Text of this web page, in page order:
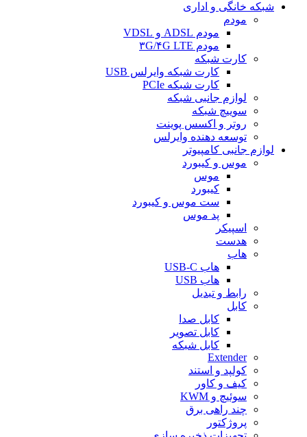
شبکه خانگی و اداری
مودم
مودم ADSL و VDSL
مودم ۳G/۴G LTE
کارت شبکه
کارت شبکه وایرلس USB
کارت شبکه PCIe
لوازم جانبی شبکه
سوییچ شبکه
روتر و اکسس پوینت
توسعه دهنده وایرلس
لوازم جانبی کامپیوتر
موس و کیبورد
موس
کیبورد
ست موس و کیبورد
پد موس
اسپیکر
هدست
هاب
هاب USB-C
هاب USB
رابط و تبدیل
کابل
کابل صدا
کابل تصویر
کابل شبکه
Extender
کولپد و استند
کیف و کاور
سوئیچ و KWM
چند راهی برق
پروژکتور